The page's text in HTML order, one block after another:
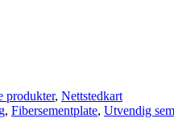
produkter, Nettstedkart
, Fibersementplate, Utvendig